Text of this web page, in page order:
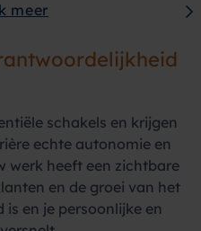
meer
schakels en krijgen
echte autonomie en
werk heeft een zichtbare
en de groei van het
en je persoonlijke en